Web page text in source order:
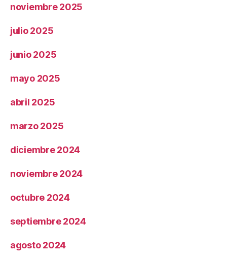
noviembre 2025
julio 2025
junio 2025
mayo 2025
abril 2025
marzo 2025
diciembre 2024
noviembre 2024
octubre 2024
septiembre 2024
agosto 2024